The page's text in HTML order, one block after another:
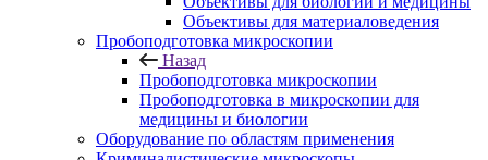
Объективы для материаловедения
Пробоподготовка микроскопии
Назад
Пробоподготовка микроскопии
Пробоподготовка в микроскопии для
медицины и биологии
Оборудование по областям применения